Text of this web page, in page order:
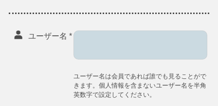
ユーザー名 *
ユーザー名は会員であれば誰でも見ることがで
きます。個人情報を含まないユーザー名を半角
英数字で設定してください。